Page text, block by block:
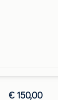
€ 150,00